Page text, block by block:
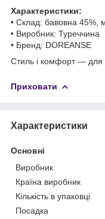
Характеристики:
• Склад: бавовна 45%,
• Виробник: Туреччина
• Бренд: DOREANSE
Стиль і комфорт — для
Приховати
Характеристики
Основні
Виробник
Країна виробник
Кількість в упаковці
Посадка